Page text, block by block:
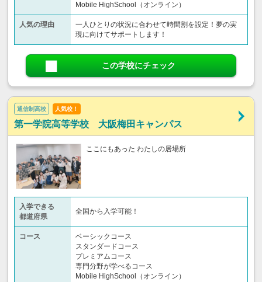
Mobile HighSchool（オンライン）
人気の理由
一人ひとりの状況に合わせて時間割を設定！夢の実
現に向けてサポートします！
この学校にチェック
通信制高校 人気校！
第一学院高等学校 大阪梅田キャンパス
ここにもあった わたしの居場所
入学できる
都道府県
全国から入学可能！
コース
ベーシックコース
スタンダードコース
プレミアムコース
専門分野が学べるコース
Mobile HighSchool（オンライン）